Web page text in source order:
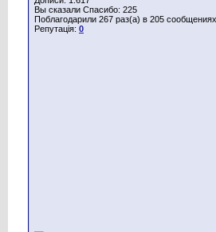
Вы сказали Спасибо: 225
Поблагодарили 267 раз(а) в 205 сообщениях
Репутація: 0